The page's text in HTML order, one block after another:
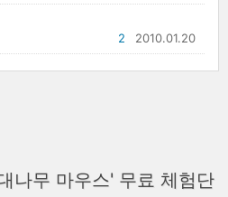
2010.01.20
2
나무 마우스' 무료 체험단